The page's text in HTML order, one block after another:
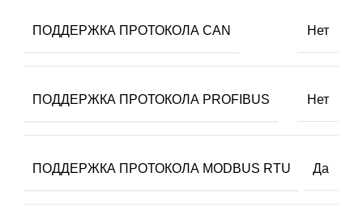
ПОДДЕРЖКА ПРОТОКОЛА CAN Нет
ПОДДЕРЖКА ПРОТОКОЛА PROFIBUS Нет
ПОДДЕРЖКА ПРОТОКОЛА MODBUS RTU Да